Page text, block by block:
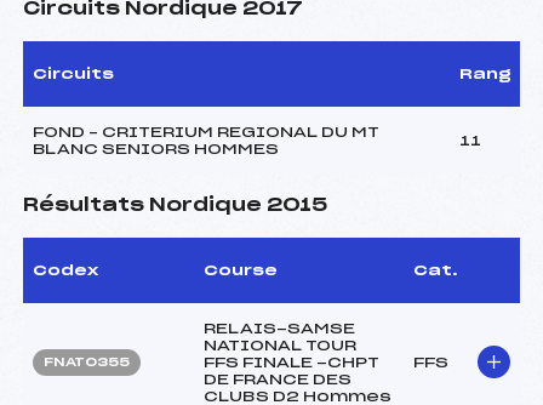
Circuits Nordique 2017
Circuits Rang
FOND – CRITERIUM REGIONAL DU MT
BLANC SENIORS HOMMES
11
Résultats Nordique 2015
Codex Course Cat.
FNAT0355
RELAIS-SAMSE
NATIONAL TOUR
FFS FINALE -CHPT
DE FRANCE DES
CLUBS D2 Hommes
FFS